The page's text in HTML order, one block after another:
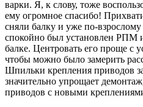
варки. Я, к слову, тоже
ему огромное спасибо!
сняли балку и уже по-
спокойно был установлен РПМ
балке. Центровать его проще с
чтобы можно было замерить
Шпильки крепления приводов
значительно упрощает
приводов с новыми